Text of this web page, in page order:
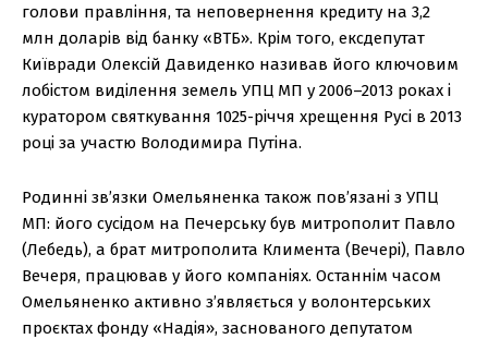
голови правління, та неповернення кредиту на 3,2
млн доларів від банку «ВТБ». Крім того, ексдепутат
Київради Олексій Давиденко називав його ключовим
лобістом виділення земель УПЦ МП у 2006–2013 роках і
куратором святкування 1025-річчя хрещення Русі в 2013
році за участю Володимира Путіна.
Родинні зв’язки Омельяненка також пов’язані з УПЦ
МП: його сусідом на Печерську був митрополит Павло
(Лебедь), а брат митрополита Климента (Вечері), Павло
Вечеря, працював у його компаніях. Останнім часом
Омельяненко активно з’являється у волонтерських
проєктах фонду «Надія», заснованого депутатом